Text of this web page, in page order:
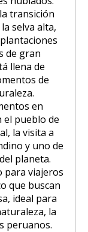
transición
selva alta,
de gran
llena de
de
en
pueblo de
la visita a
y uno de
planeta.
para viajeros
que buscan
ideal para
la
peruanos.